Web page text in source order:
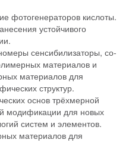
фотогенераторов кислоты.
устойчивого
сенсибилизаторы, со-
материалов и
материалов для
структур.
основ трёхмерной
модификации для новых
систем и элементов.
материалов для